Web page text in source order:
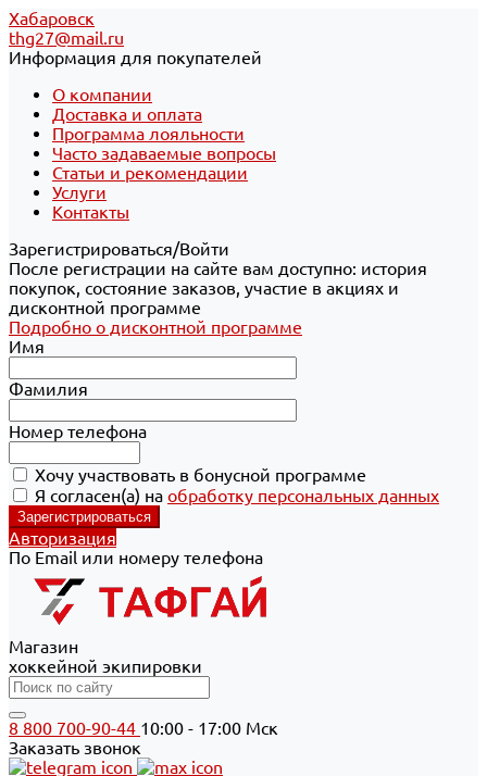
Хабаровск
thg27@mail.ru
Информация для покупателей
О компании
Доставка и оплата
Программа лояльности
Часто задаваемые вопросы
Статьи и рекомендации
Услуги
Контакты
Зарегистрироваться/Войти
После регистрации на сайте вам доступно: история
покупок, состояние заказов, участие в акциях и
дисконтной программе
Подробно о дисконтной программе
Имя
Фамилия
Номер телефона
Хочу участвовать в бонусной программе
Я согласен(а) на обработку персональных данных
Авторизация
По Email или номеру телефона
Магазин
хоккейной экипировки
8 800 700-90-44 10:00 - 17:00 Мск
Заказать звонок